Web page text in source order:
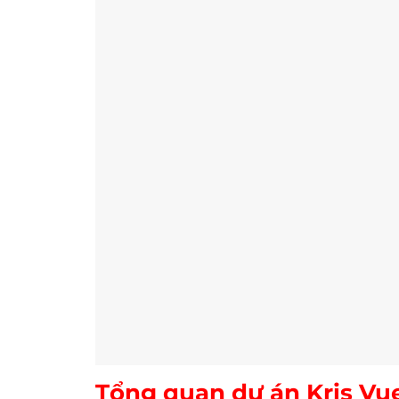
Tổng quan dự án Kris